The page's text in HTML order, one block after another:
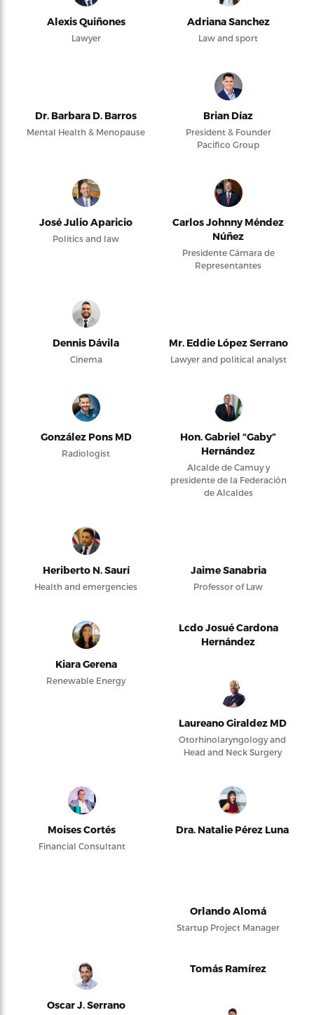
Alexis Quiñones
Lawyer
Adriana Sanchez
Law and sport
Dr. Barbara D. Barros
Mental Health & Menopause
Brian Díaz
President & Founder
Pacifico Group
José Julio Aparicio
Politics and law
Carlos Johnny Méndez
Núñez
Presidente Cámara de
Representantes
Dennis Dávila
Cinema
Mr. Eddie López Serrano
Lawyer and political analyst
González Pons MD
Radiologist
Hon. Gabriel “Gaby”
Hernández
Alcalde de Camuy y
presidente de la Federación
de Alcaldes
Heriberto N. Saurí
Health and emergencies
Jaime Sanabria
Professor of Law
Kiara Gerena
Renewable Energy
Lcdo Josué Cardona
Hernández
Laureano Giraldez MD
Otorhinolaryngology and
Head and Neck Surgery
Moises Cortés
Financial Consultant
Dra. Natalie Pérez Luna
Orlando Alomá
Startup Project Manager
Oscar J. Serrano
Tomás Ramírez